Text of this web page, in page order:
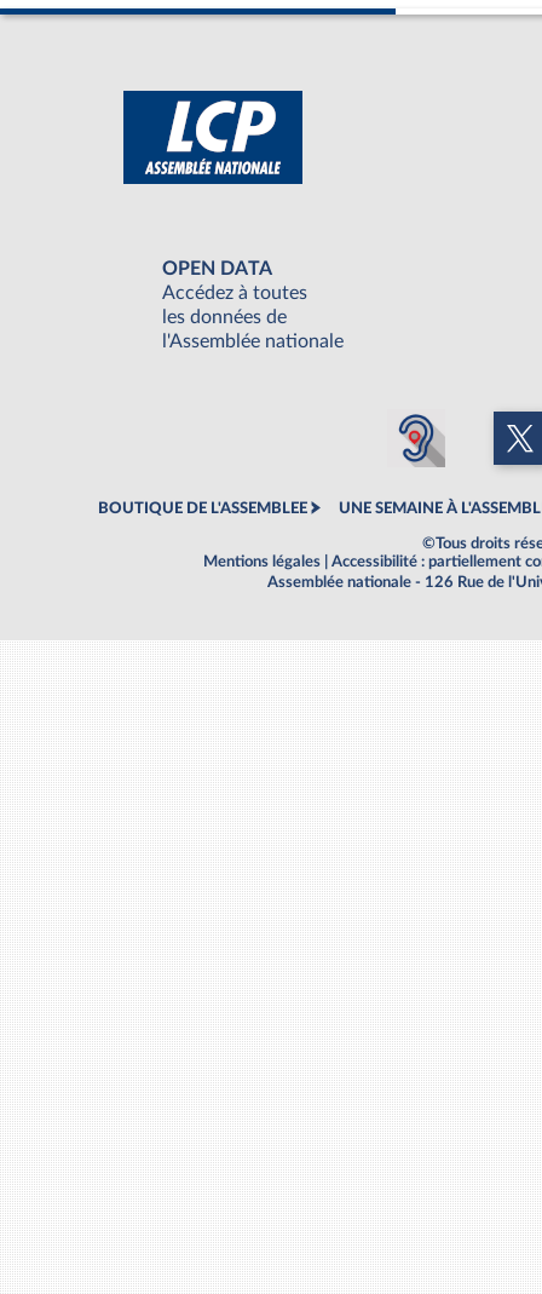
OPEN DATA
Accédez à toutes
les données de
l'Assemblée nationale
BOUTIQUE DE L'ASSEMBLEE UNE SEMAINE À
©Tous droits
Mentions légales
Accessibilité : partiellement
Assemblée nationale - 126 Rue de